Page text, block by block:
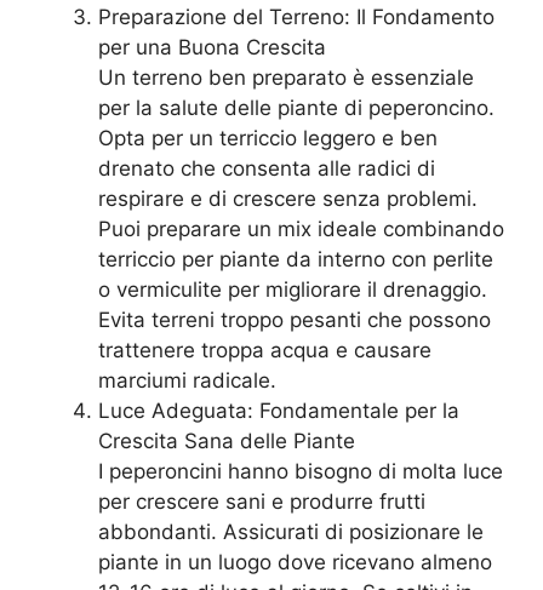
Preparazione del Terreno: Il Fondamento
per una Buona Crescita
Un terreno ben preparato è essenziale
per la salute delle piante di peperoncino.
Opta per un terriccio leggero e ben
drenato che consenta alle radici di
respirare e di crescere senza problemi.
Puoi preparare un mix ideale combinando
terriccio per piante da interno con perlite
o vermiculite per migliorare il drenaggio.
Evita terreni troppo pesanti che possono
trattenere troppa acqua e causare
marciumi radicale.
Luce Adeguata: Fondamentale per la
Crescita Sana delle Piante
I peperoncini hanno bisogno di molta luce
per crescere sani e produrre frutti
abbondanti. Assicurati di posizionare le
piante in un luogo dove ricevano almeno